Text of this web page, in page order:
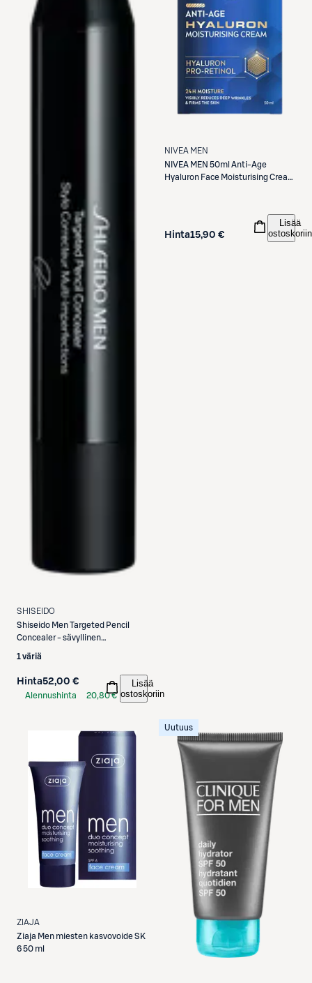
SHISEIDO
Shiseido Men Targeted Pencil
Concealer - sävyllinen
1 väriä
Hinta52,00 €
Alennushinta
20,80 €
Lisää
ostoskoriin
NIVEA MEN
NIVEA MEN 50ml Anti-Age
Hyaluron Face Moisturising Cream
Hinta15,90 €
Lisää
ostoskoriin
ZIAJA
Ziaja Men miesten kasvovoide SK
6 50 ml
Uutuus